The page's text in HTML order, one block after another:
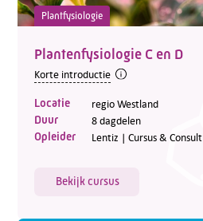
Plantfysiologie
Plantenfysiologie C en D
Korte introductie
Locatie regio Westland
Duur 8 dagdelen
Opleider Lentiz | Cursus & Consult
Bekijk cursus